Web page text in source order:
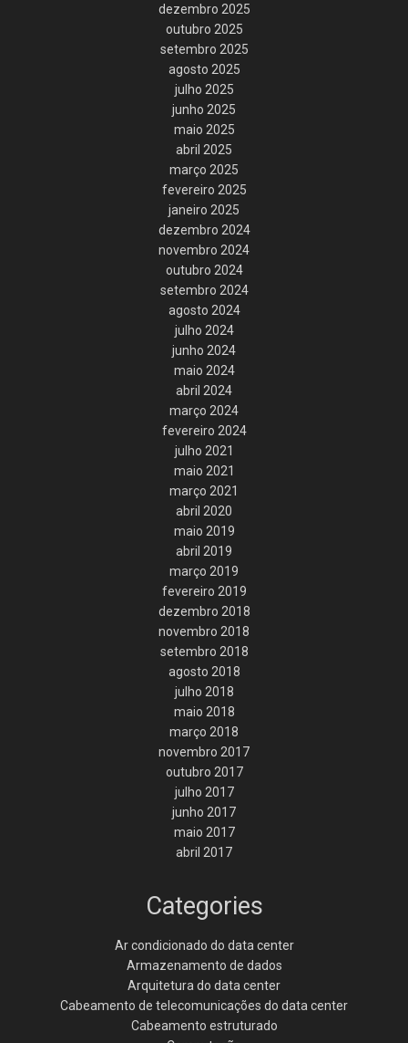
dezembro 2025
outubro 2025
setembro 2025
agosto 2025
julho 2025
junho 2025
maio 2025
abril 2025
março 2025
fevereiro 2025
janeiro 2025
dezembro 2024
novembro 2024
outubro 2024
setembro 2024
agosto 2024
julho 2024
junho 2024
maio 2024
abril 2024
março 2024
fevereiro 2024
julho 2021
maio 2021
março 2021
abril 2020
maio 2019
abril 2019
março 2019
fevereiro 2019
dezembro 2018
novembro 2018
setembro 2018
agosto 2018
julho 2018
maio 2018
março 2018
novembro 2017
outubro 2017
julho 2017
junho 2017
maio 2017
abril 2017
Categories
Ar condicionado do data center
Armazenamento de dados
Arquitetura do data center
Cabeamento de telecomunicações do data center
Cabeamento estruturado